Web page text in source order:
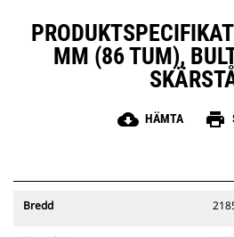
MM (86 TUM),
cloud_download HÄMTA print
Bredd